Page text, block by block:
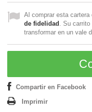
Al comprar esta cartera
de fidelidad . Su carrito
transformar en un vale
Compartir en Facebook
Imprimir